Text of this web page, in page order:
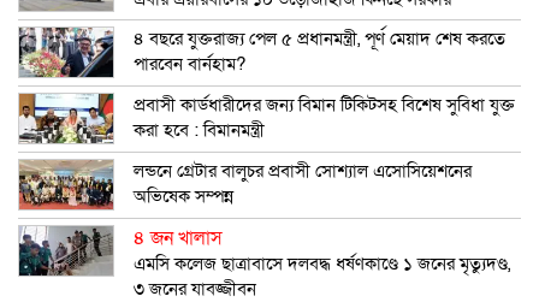
৪ বছরে যুক্তরাজ্য পেল ৫ প্রধানমন্ত্রী, পূর্ণ মেয়াদ শেষ করতে
পারবেন বার্নহাম?
প্রবাসী কার্ডধারীদের জন্য বিমান টিকিটসহ বিশেষ সুবিধা যুক্ত
করা হবে : বিমানমন্ত্রী
লন্ডনে গ্রেটার বালুচর প্রবাসী সোশ্যাল এসোসিয়েশনের
অভিষেক সম্পন্ন
৪ জন খালাস
এমসি কলেজ ছাত্রাবাসে দলবদ্ধ ধর্ষণকাণ্ডে ১ জনের মৃত্যুদণ্ড,
৩ জনের যাবজ্জীবন